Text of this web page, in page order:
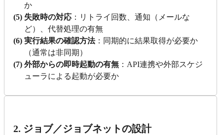
か
(5) 失敗時の対応 ：リトライ回数、通知（メールな
ど）、代替処理の有無
(6) 実行結果の確認方法：同期的に結果取得が必要か
（通常は非同期）
(7) 外部からの即時起動の有無 ：API連携や外部スケジ
ューラによる起動が必要か
2. ジョブ／ジョブネットの設計